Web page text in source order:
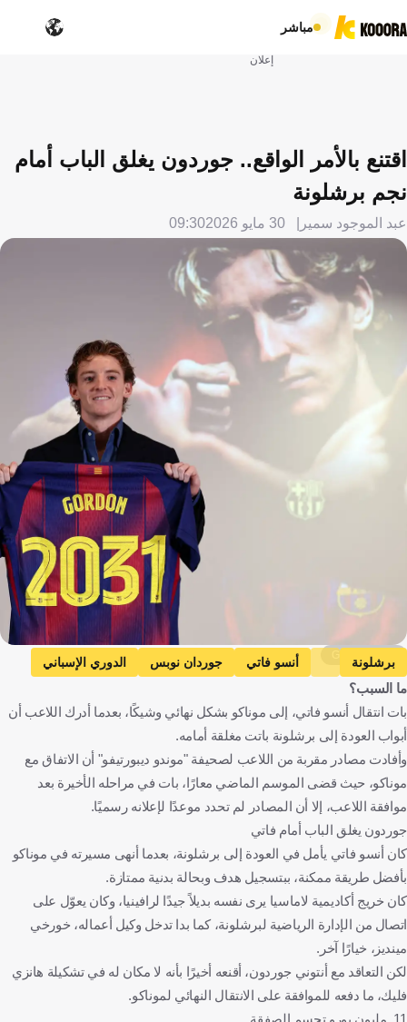
مباشر
إعلان
اقتنع بالأمر الواقع.. جوردون يغلق الباب أمام
نجم برشلونة
عبد الموجود سمير 30 مايو 2026 09:30
Getty Images
برشلونة أنسو فاتي جوردان نوبس
الدوري الإسباني
إسبانيا
ما السبب؟
بات انتقال أنسو فاتي، إلى موناكو بشكل نهائي وشيكًا، بعدما أدرك اللاعب أن
أبواب العودة إلى برشلونة باتت مغلقة أمامه.
وأفادت مصادر مقربة من اللاعب لصحيفة "موندو ديبورتيفو" أن الاتفاق مع
موناكو، حيث قضى الموسم الماضي معارًا، بات في مراحله الأخيرة بعد
موافقة اللاعب، إلا أن المصادر لم تحدد موعدًا لإعلانه رسميًا.
جوردون يغلق الباب أمام فاتي
كان أنسو فاتي يأمل في العودة إلى برشلونة، بعدما أنهى مسيرته في موناكو
بأفضل طريقة ممكنة، ببتسجيل هدف وبحالة بدنية ممتازة.
كان خريج أكاديمية لاماسيا يرى نفسه بديلاً جيدًا لرافينيا، وكان يعوّل على
اتصال من الإدارة الرياضية لبرشلونة، كما بدا تدخل وكيل أعماله، خورخي
مينديز، خيارًا آخر.
لكن التعاقد مع أنتوني جوردون، أقنعه أخيرًا بأنه لا مكان له في تشكيلة هانزي
فليك، ما دفعه للموافقة على الانتقال النهائي لموناكو.
11 مليون يورو تحسم الصفقة